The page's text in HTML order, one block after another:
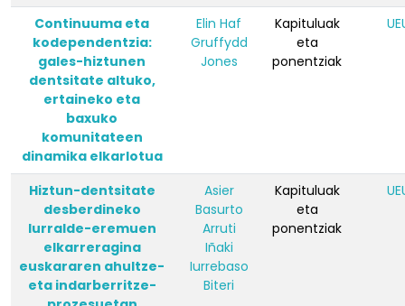
Continuuma eta
kodependentzia:
gales-hiztunen
dentsitate altuko,
ertaineko eta
baxuko
komunitateen
dinamika elkarlotua
Elin Haf
Gruffydd
Jones
Kapituluak
eta
ponentziak
Hiztun-dentsitate
desberdineko
lurralde-eremuen
elkarreragina
euskararen ahultze-
eta indarberritze-
Asier
Basurto
Arruti
Iñaki
Iurrebaso
Biteri
Kapituluak
eta
ponentziak